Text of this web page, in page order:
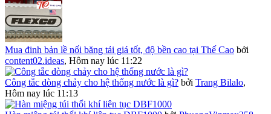
Mua đinh bản lề nối băng tải giá tốt, độ bền cao tại Thế Cao bởi
content02.ideas, Hôm nay lúc 11:22
Công tắc dòng chảy cho hệ thống nước là gì? bởi Trang Bilalo,
Hôm nay lúc 11:13